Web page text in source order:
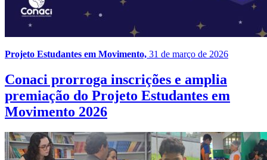
Projeto Estudantes em Movimento, 31 de março de 2026
Conaci prorroga inscrições e amplia
premiação do Projeto Estudantes em
Movimento 2026